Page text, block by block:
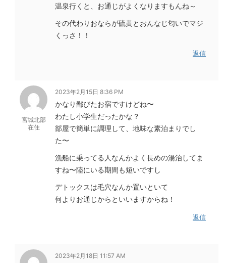
温泉行くと、お通じがよくなりますもんね～
その代わりおならが硫黄とおんなじ匂いでマジ
くっさ！！
返信
宮城北部
在住
2023年2月15日 8:36 PM
かなり鄙びたお宿ですけどね〜
わたし小学生だったかな？
部屋で簡単に調理して、地味な素泊まりでし
た〜
漁船に乗ってる人なんかよく長めの湯治してま
すね〜陸にいる期間も短いですし
デトックスは毛穴なんか置いといて
何よりお通じからといいますからね！
返信
2023年2月18日 11:57 AM